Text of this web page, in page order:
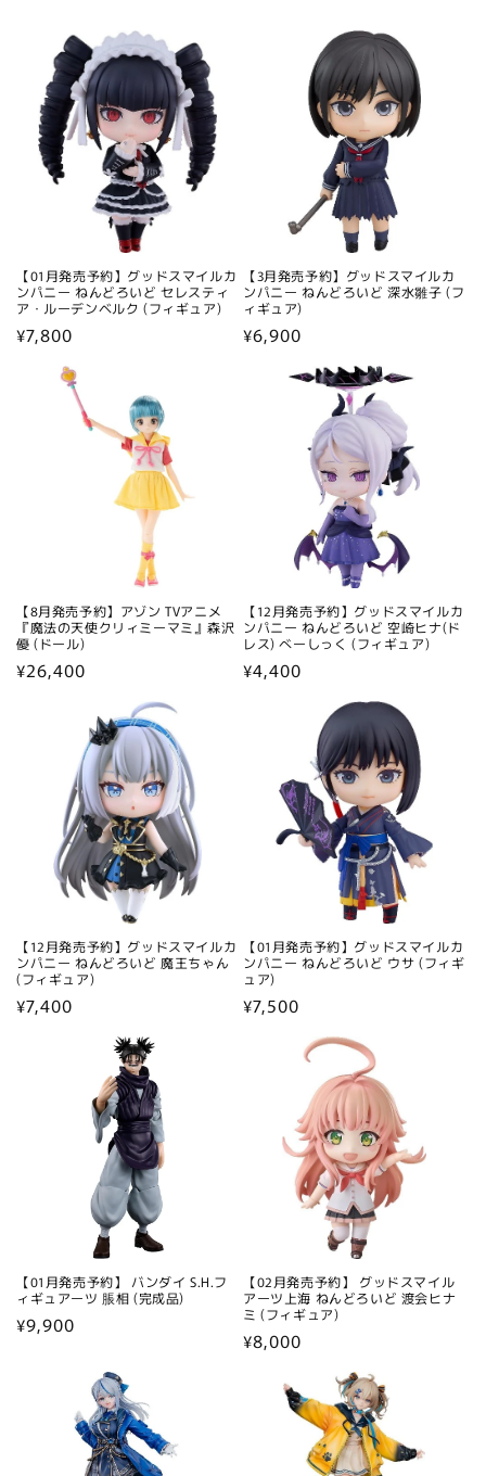
【01月発売予約】グッドスマイルカ
ンパニー ねんどろいど セレスティ
ア・ルーデンベルク (フィギュア)
通
¥7,800
【3月発売予約】グッドスマイルカ
ンパニー ねんどろいど 深水雛子 (フ
ィギュア)
通
¥6,900
【8月発売予約】アゾン TVアニメ
『魔法の天使クリィミーマミ』森沢
優 (ドール)
通
¥26,400
【12月発売予約】グッドスマイルカ
ンパニー ねんどろいど 空崎ヒナ(ド
レス) べーしっく (フィギュア)
通
¥4,400
【12月発売予約】グッドスマイルカ
ンパニー ねんどろいど 魔王ちゃん
(フィギュア)
通
¥7,400
【01月発売予約】グッドスマイルカ
ンパニー ねんどろいど ウサ (フィギ
ュア)
通
¥7,500
【01月発売予約】 バンダイ S.H.フ
ィギュアーツ 脹相 (完成品)
通
¥9,900
【02月発売予約】 グッドスマイル
アーツ上海 ねんどろいど 渡会ヒナ
ミ (フィギュア)
通
¥8,000